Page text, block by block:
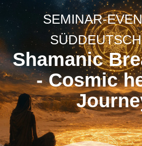
SEMINAR-
Shamanic
- Cosmic